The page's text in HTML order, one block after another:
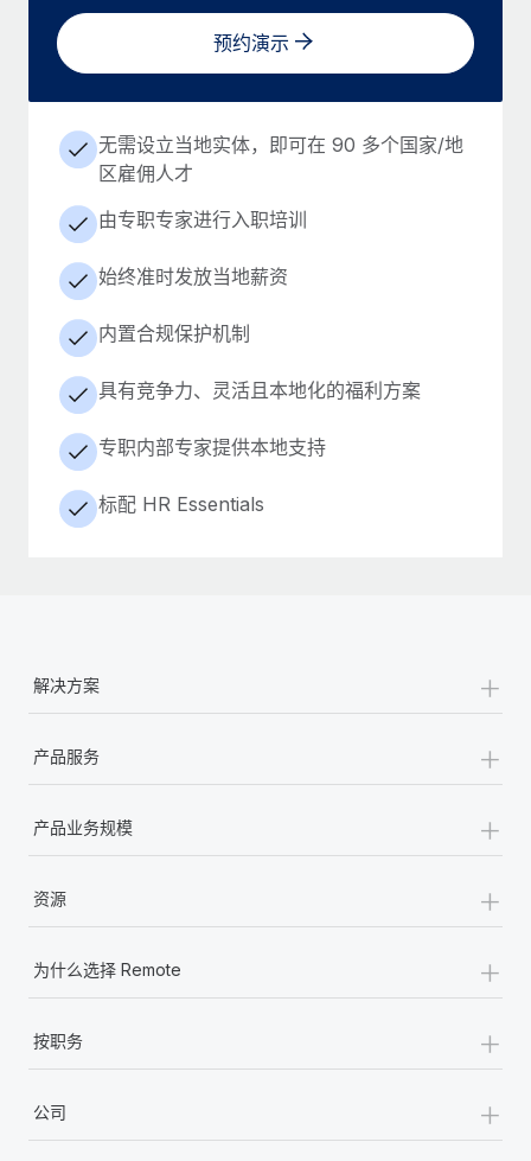
预约演示
无需设立当地实体，即可在 90 多个国家/地
区雇佣人才
由专职专家进行入职培训
始终准时发放当地薪资
内置合规保护机制
具有竞争力、灵活且本地化的福利方案
专职内部专家提供本地支持
标配 HR Essentials
解决方案 +
产品服务 +
产品业务规模 +
资源 +
为什么选择 Remote +
按职务 +
公司
+